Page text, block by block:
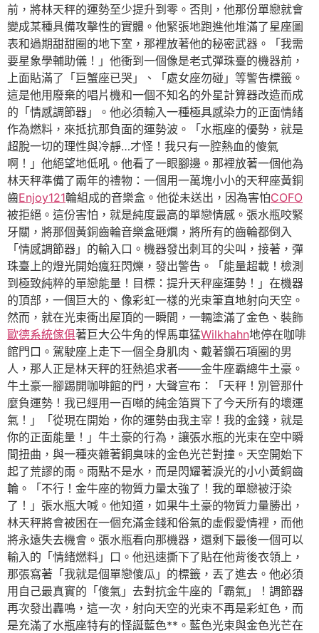
前，將林天秤的運勢至少提升到零。否則，他那份單戀就會
變成某種具備攻擊性的實體。他緊張地跑進他堆滿了星座圖
表和過期甜甜圈的地下室，那裡放著他的秘密武器。「我需
要星象學輔助儀！」他衝到一個像是老式彈珠臺的機器前，
上面貼滿了「巨蟹座已哭」、「處女座勿碰」等警告標籤。
這是他用廢棄的唱片機和一個不知名的外星計算器改造而成
的「情感調節器」。他必須輸入一種極具感染力的正面情緒
作為燃料，來抵抗那負面的運勢波。「水瓶座的優勢，就是
超脫一切的理性與冷靜…才怪！我只有一腔熱血的傻氣
啊！」他絕望地低吼。他看了一眼腳邊。那裡放著一個他為
林天秤準備了兩年的禮物：一個用一萬塊小小的天秤座黃銅
齒Enjoy121輪組成的音樂盒。他從未送出，因為害怕COFO
被拒絕。這份害怕，就是純度最高的單戀情感。張水瓶咬緊
牙關，將那個黃銅齒輪音樂盒砸爛，將所有的齒輪都倒入
「情感調節器」的輸入口。機器發出刺耳的尖叫，接著，彈
珠臺上的燈光開始瘋狂閃爍，發出警告。「能量超載！檢測
到極致純粹的單戀能量！目標：提升天秤座運勢！」在機器
的頂部，一個巨大的、像彩虹一樣的光束筆直地射向天空。
然而，就在光束衝出屋頂的一瞬間，一輛塗滿了金色、裝飾
歐德系統傢俱著巨大公牛角的悍馬車猛Wilkhahn地停在咖啡
館門口。駕駛座上走下一個全身肌肉、戴著鑽石項圈的男
人，那人正是林天秤的狂熱追求者——金牛座霸總牛土豪。
牛土豪一腳踢開咖啡館的門，大聲宣布：「天秤！別管那什
麼負運勢！我已經用一百噸的純金箔買下了今天所有的壞運
氣！」「從現在開始，你的運勢由我主宰！我的金錢，就是
你的正面能量！」牛土豪的行為，讓張水瓶的光束在空中瞬
間扭曲，與一種夾雜著銅臭味的金色光芒對撞。天空開始下
起了荒謬的雨。雨點不是水，而是閃耀著淚光的小小黃銅齒
輪。「不行！金牛座的物質力量太強了！我的單戀被汙染
了！」張水瓶大喊。他知道，如果牛土豪的物質力量勝出，
林天秤將會被困在一個充滿金錢和俗氣的虛假愛情裡，而他
將永遠失去機會。張水瓶看向那機器，還剩下最後一個可以
輸入的「情緒燃料」口。他迅速撕下了貼在他背後衣領上，
那張寫著「我就是個單戀傻瓜」的標籤，丟了進去。他必須
用自己最真實的「傻氣」去對抗金牛座的「霸氣」！調節器
再次發出轟鳴，這一次，射向天空的光束不再是彩虹色，而
是充滿了水瓶座特有的怪誕藍色**。藍色光束與金色光芒在